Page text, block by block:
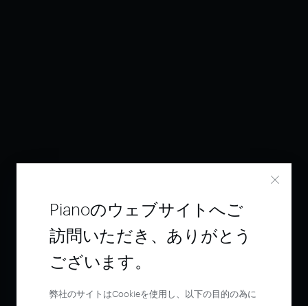
Pianoのウェブサイトへご
訪問いただき、ありがとう
ございます。
弊社のサイトはCookieを使用し、以下の目的の為に